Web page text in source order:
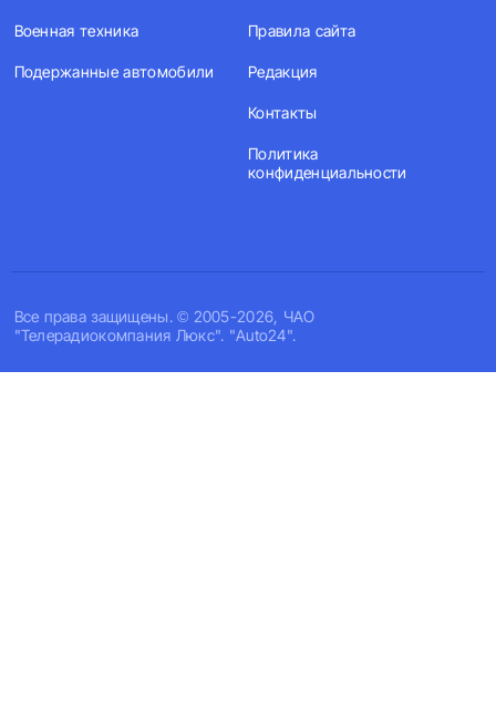
Все права защищены. © 2005-2026, ЧАО
"Телерадиокомпания Люкс". "Auto24".
Военная техника
Подержанные автомобили
Правила сайта
Редакция
Контакты
Политика
конфиденциальности